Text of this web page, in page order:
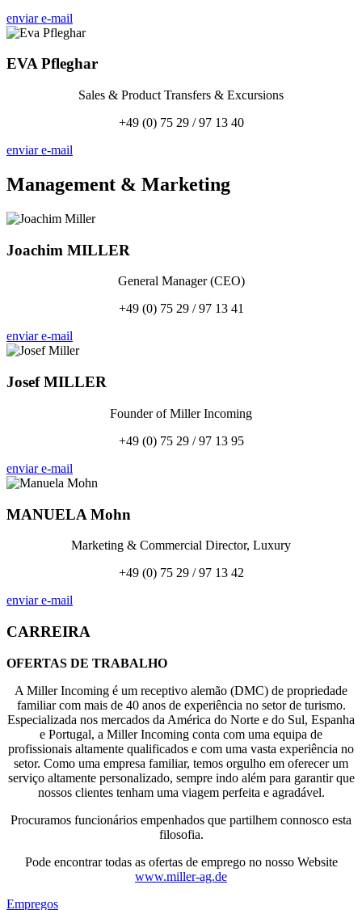
enviar e-mail
EVAPfleghar
Sales & Product Transfers & Excursions
+49 (0) 75 29 / 97 13 40
enviar e-mail
Management & Marketing
Joachim MILLER
General Manager (CEO)
+49 (0) 75 29 / 97 13 41
enviar e-mail
JosefMILLER
Founder of Miller Incoming
+49 (0) 75 29 / 97 13 95
enviar e-mail
MANUELA Mohn
Marketing & Commercial Director, Luxury
+49 (0) 75 29 / 97 13 42
enviar e-mail
CARREIRA
OFERTAS DE TRABALHO
A Miller Incoming é um receptivo alemão (DMC) de propriedade
familiar com mais de 40 anos de experiência no setor de turismo.
Especializada nos mercados da América do Norte e do Sul, Espanha
e Portugal, a Miller Incoming conta com uma equipa de
profissionais altamente qualificados e com uma vasta experiência no
setor. Como uma empresa familiar, temos orgulho em oferecer um
serviço altamente personalizado, sempre indo além para garantir que
nossos clientes tenham uma viagem perfeita e agradável.
Procuramos funcionários empenhados que partilhem connosco esta
filosofia.
Pode encontrar todas as ofertas de emprego no nosso Website
www.miller-ag.de
Empregos